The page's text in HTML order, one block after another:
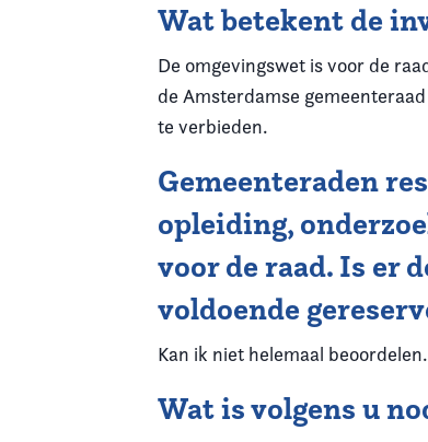
Wat betekent de
De omgevingswet is voor de
de Amsterdamse
te verbieden.
Gemeenteraden
opleiding,
voor de raad. Is er
voldoende
Kan ik niet helemaal
Wat is volgens u